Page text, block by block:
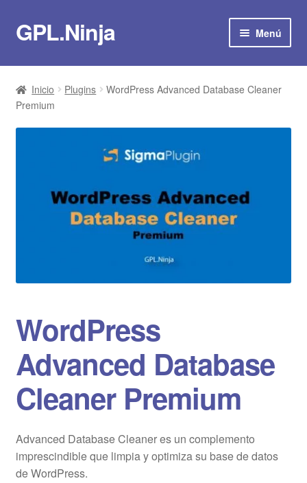
Ir
a
Ir
al
GPL.Ninja Menú
Suscribirse por 8€/mes
Tienda
Actualizaciones
Blog
Mi cuenta
Inicio Plugins
WordPress Advanced Database Cleaner
Premium
WordPress
Advanced Database
Cleaner Premium
Advanced Database Cleaner es un complemento
imprescindible que limpia y optimiza su base de datos
de WordPress.